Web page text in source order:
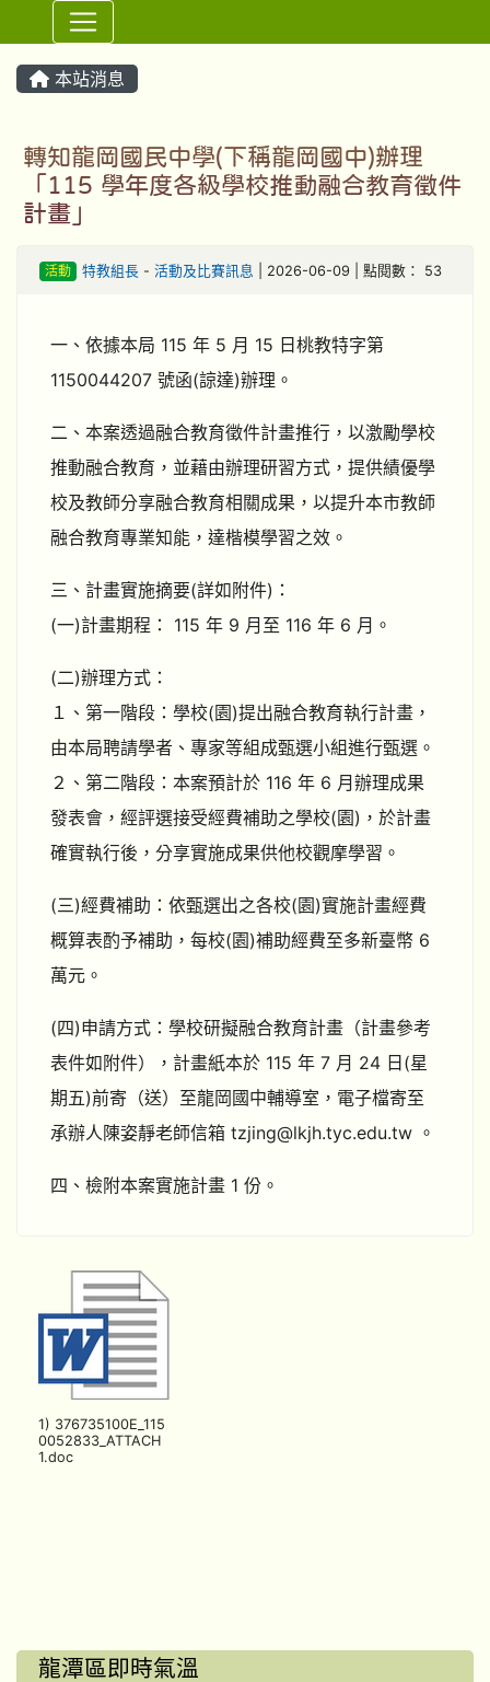
⏸
本站消息
轉知龍岡國民中學(下稱龍岡國中)辦理
「115 學年度各級學校推動融合教育徵件
計畫」
活動 特教組長- 活動及比賽訊息 | 2026-06-09 | 點閱數： 53
一、依據本局 115 年 5 月 15 日桃教特字第
1150044207 號函(諒達)辦理。
二、本案透過融合教育徵件計畫推行，以激勵學校
推動融合教育，並藉由辦理研習方式，提供績優學
校及教師分享融合教育相關成果，以提升本市教師
融合教育專業知能，達楷模學習之效。
三、計畫實施摘要(詳如附件)：
(一)計畫期程： 115 年 9 月至 116 年 6 月。
(二)辦理方式：
１、第一階段：學校(園)提出融合教育執行計畫，
由本局聘請學者、專家等組成甄選小組進行甄選。
２、第二階段：本案預計於 116 年 6 月辦理成果
發表會，經評選接受經費補助之學校(園)，於計畫
確實執行後，分享實施成果供他校觀摩學習。
(三)經費補助：依甄選出之各校(園)實施計畫經費
概算表酌予補助，每校(園)補助經費至多新臺幣 6
萬元。
(四)申請方式：學校研擬融合教育計畫（計畫參考
表件如附件），計畫紙本於 115 年 7 月 24 日(星
期五)前寄（送）至龍岡國中輔導室，電子檔寄至
承辦人陳姿靜老師信箱 tzjing@lkjh.tyc.edu.tw 。
四、檢附本案實施計畫 1 份。
1) 376735100E_115
0052833_ATTACH
1.doc
龍潭區即時氣溫